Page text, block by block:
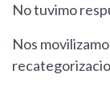
No tuvimo
Nos